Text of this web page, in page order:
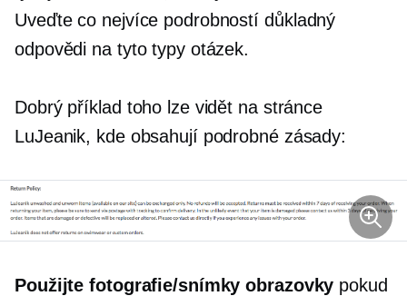
Uveďte co nejvíce podrobností důkladný
odpovědi na tyto typy otázek.
Dobrý příklad toho lze vidět na stránce
LuJeanik, kde obsahují podrobné zásady:
Použijte fotografie/snímky obrazovky pokud